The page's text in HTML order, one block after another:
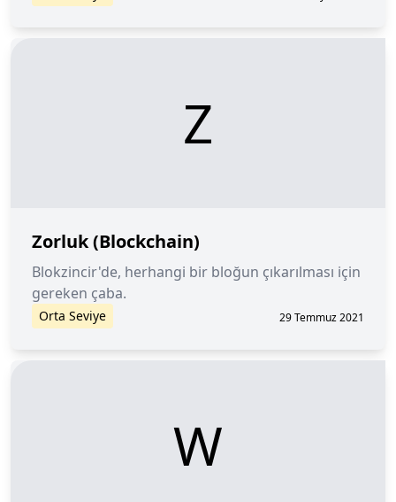
Z
Zorluk (Blockchain)
Blokzincir'de, herhangi bir bloğun çıkarılması için
gereken çaba.
Orta Seviye 29 Temmuz 2021
W